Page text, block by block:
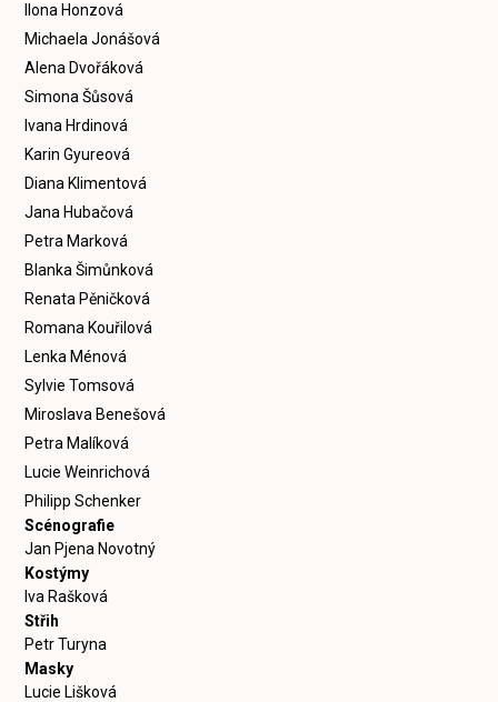
Ilona Honzová
Michaela Jonášová
Alena Dvořáková
Simona Šůsová
Ivana Hrdinová
Karin Gyureová
Diana Klimentová
Jana Hubačová
Petra Marková
Blanka Šimůnková
Renata Pěničková
Romana Kouřilová
Lenka Ménová
Sylvie Tomsová
Miroslava Benešová
Petra Malíková
Lucie Weinrichová
Philipp Schenker
Scénografie
Jan Pjena Novotný
Kostýmy
Iva Rašková
Střih
Petr Turyna
Masky
Lucie Lišková